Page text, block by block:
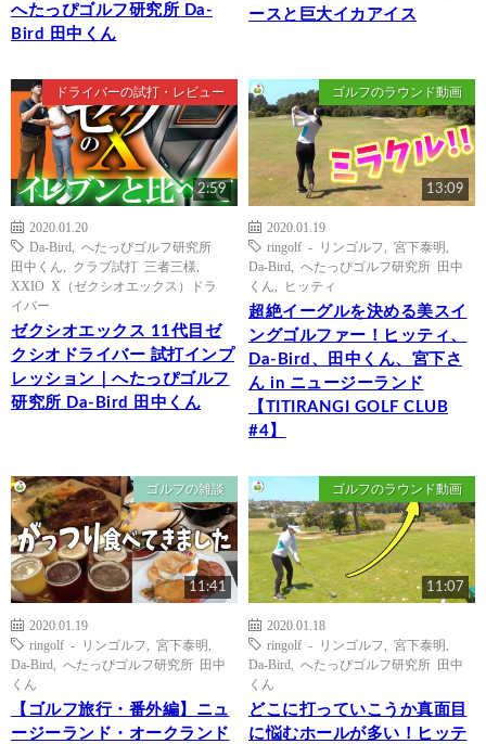
へたっぴゴルフ研究所 Da-
Bird 田中くん
ースと巨大イカアイス
ドライバーの試打・レビュー
2:59
2020.01.20
Da-Bird
へたっぴゴルフ研究所
田中くん
クラブ試打 三者三様
XXIO X（ゼクシオエックス）ドラ
イバー
ゼクシオエックス 11代目ゼ
クシオドライバー 試打インプ
レッション｜へたっぴゴルフ
研究所 Da-Bird 田中くん
ゴルフのラウンド動画
13:09
2020.01.19
ringolf - リンゴルフ
宮下泰明
Da-Bird
へたっぴゴルフ研究所 田中
くん
ヒッティ
超絶イーグルを決める美スイ
ングゴルファー！ヒッティ、
Da-Bird、田中くん、宮下さ
ん in ニュージーランド
【TITIRANGI GOLF CLUB
#4】
ゴルフの雑談
11:41
2020.01.19
ringolf - リンゴルフ
宮下泰明
Da-Bird
へたっぴゴルフ研究所 田中
くん
【ゴルフ旅行・番外編】ニュ
ージーランド・オークランド
ゴルフのラウンド動画
11:07
2020.01.18
ringolf - リンゴルフ
宮下泰明
Da-Bird
へたっぴゴルフ研究所 田中
くん
どこに打っていこうか真面目
に悩むホールが多い！ヒッテ